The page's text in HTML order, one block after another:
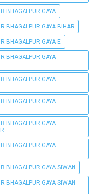
BHAGALPUR GAYA
BHAGALPUR GAYA BIHAR
BHAGALPUR GAYA E
BHAGALPUR GAYA
BHAGALPUR GAYA
BHAGALPUR GAYA
BHAGALPUR GAYA
BHAGALPUR GAYA
BHAGALPUR GAYA SIWAN
BHAGALPUR GAYA SIWAN